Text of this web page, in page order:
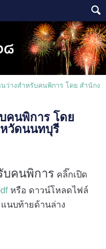
ว่างสำหรับคนพิการ โดย สำนักง
คนพิการ โดย
วัดนนทบุรี
บคนพิการ คลิ๊กเปิด
หรือ ดาวน์โหลดไฟล์
นบท้ายด้านล่าง